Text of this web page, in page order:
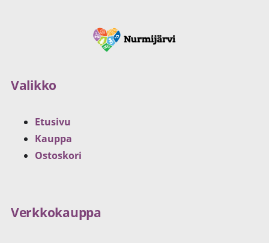
Valikko
Etusivu
Kauppa
Ostoskori
Verkkokauppa